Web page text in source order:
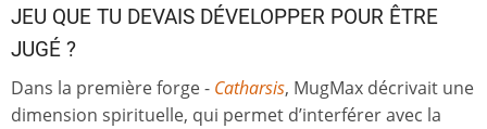
JEU QUE TU DEVAIS DÉVELOPPER POUR ÊTRE
JUGÉ ?
Dans la première forge - Catharsis, MugMax décrivait une
dimension spirituelle, qui permet d’interférer avec la